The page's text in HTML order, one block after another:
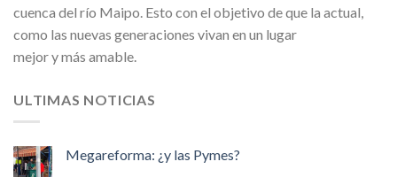
cuenca del río Maipo. Esto con el objetivo de que la actual,
como las nuevas generaciones vivan en un lugar
mejor y más amable.
ULTIMAS NOTICIAS
Megareforma: ¿y las Pymes?